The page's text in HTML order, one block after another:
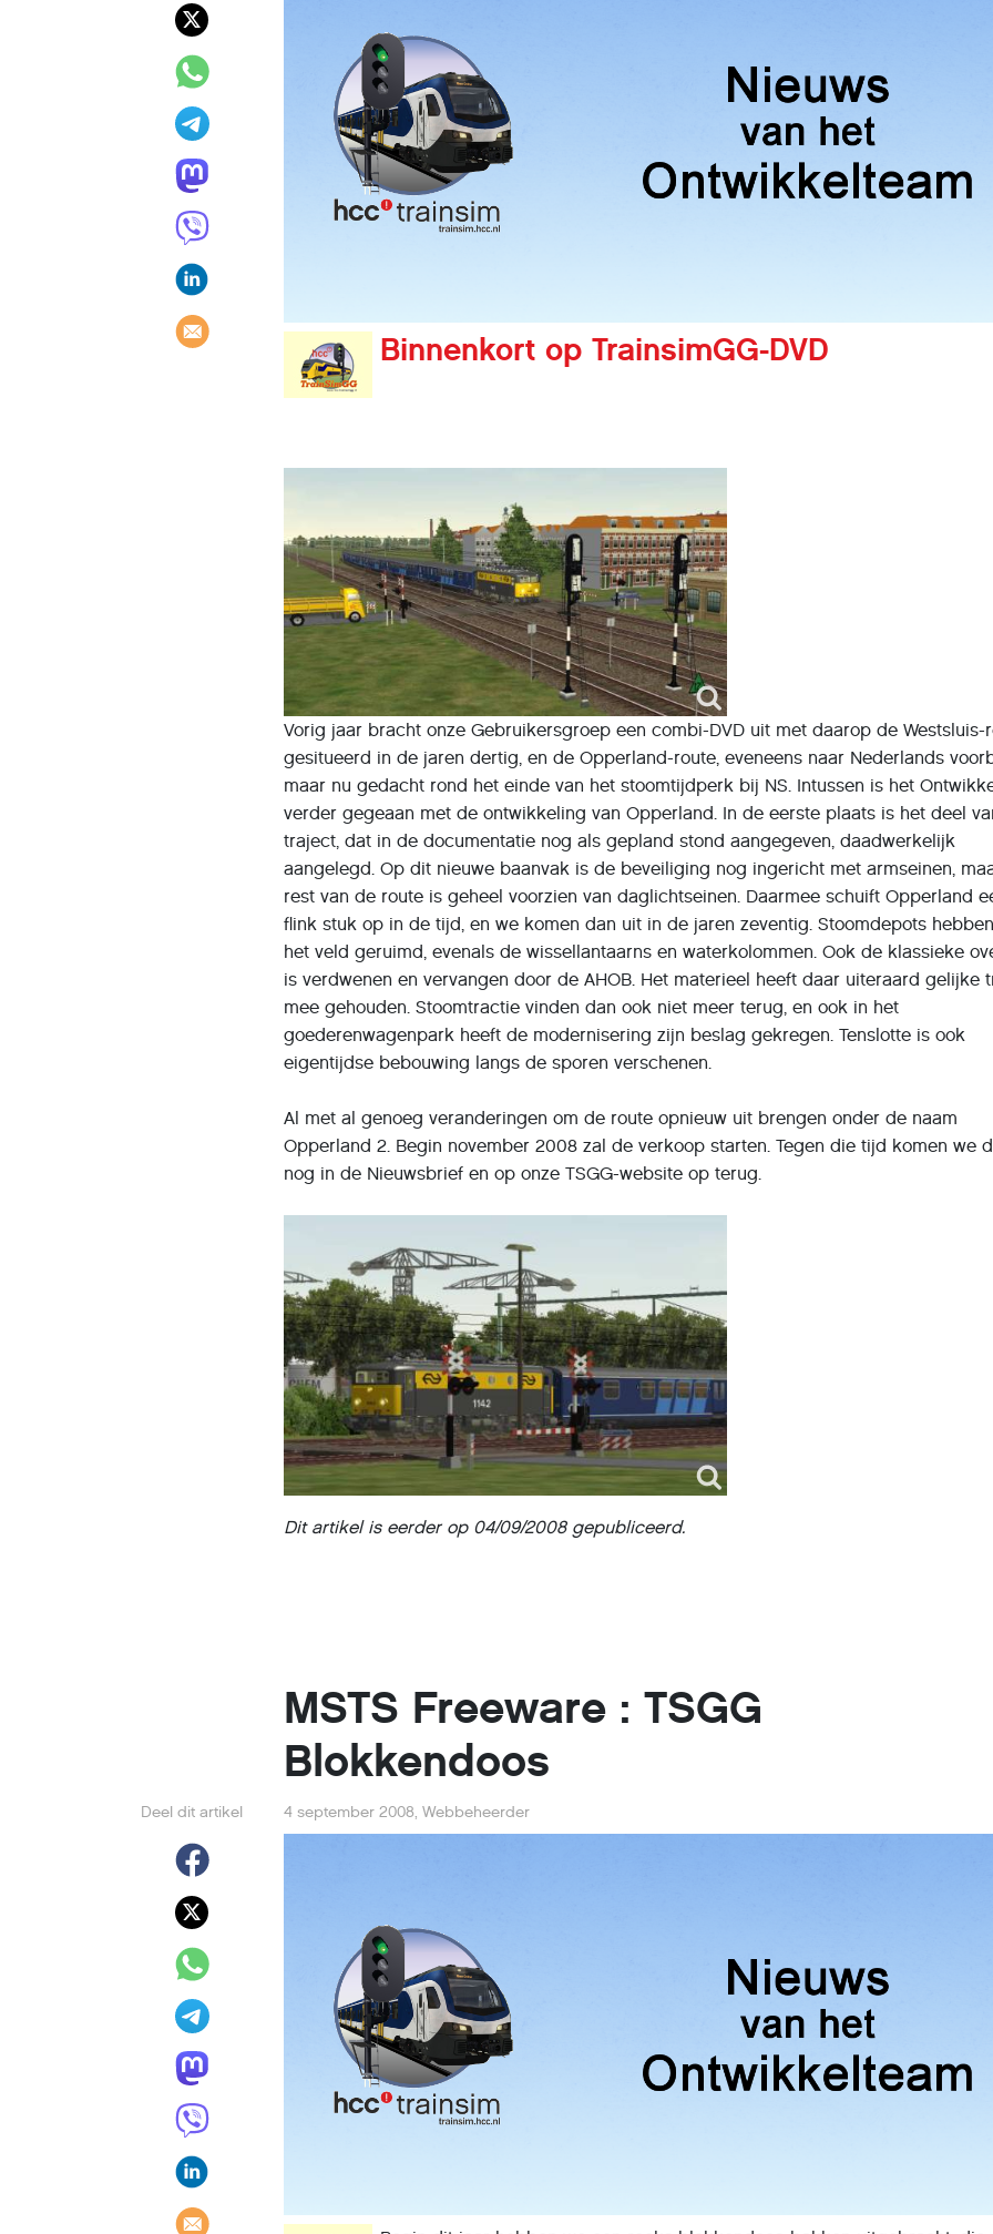
Binnenkort op TrainsimGG-DVD
Vorig jaar bracht onze Gebruikersgroep een combi-DVD uit met daarop de Westsluis-
gesitueerd in de jaren dertig, en de Opperland-route, eveneens naar Nederlands
maar nu gedacht rond het einde van het stoomtijdperk bij NS. Intussen is het
verder gegeaan met de ontwikkeling van Opperland. In de eerste plaats is het deel
traject, dat in de documentatie nog als gepland stond aangegeven, daadwerkelijk
aangelegd. Op dit nieuwe baanvak is de beveiliging nog ingericht met armseinen,
rest van de route is geheel voorzien van daglichtseinen. Daarmee schuift Opperland
flink stuk op in de tijd, en we komen dan uit in de jaren zeventig. Stoomdepots
het veld geruimd, evenals de wissellantaarns en waterkolommen. Ook de klassieke
is verdwenen en vervangen door de AHOB. Het materieel heeft daar uiteraard gelijke
mee gehouden. Stoomtractie vinden dan ook niet meer terug, en ook in het
goederenwagenpark heeft de modernisering zijn beslag gekregen. Tenslotte is ook
eigentijdse bebouwing langs de sporen verschenen.
Al met al genoeg veranderingen om de route opnieuw uit brengen onder de naam
Opperland 2. Begin november 2008 zal de verkoop starten. Tegen die tijd komen we
nog in de Nieuwsbrief en op onze TSGG-website op terug.
Dit artikel is eerder op 04/09/2008 gepubliceerd.
MSTS Freeware : TSGG
Blokkendoos
Deel dit artikel 4 september 2008,Webbeheerder